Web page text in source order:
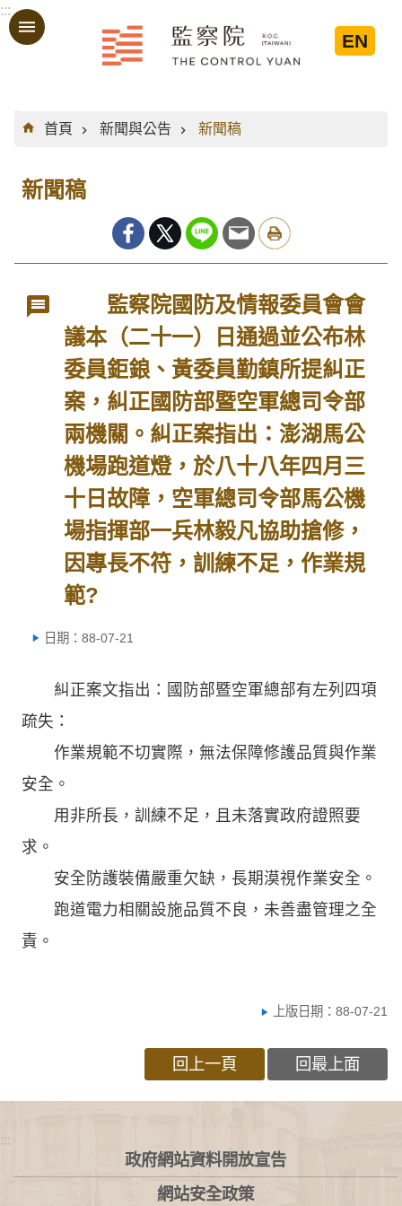
跳到主要內容區塊
:::
EN
:::
首頁
新聞與公告 新聞稿
新聞稿
監察院國防及情報委員會會
議本（二十一）日通過並公布林
委員鉅鋃、黃委員勤鎮所提糾正
案，糾正國防部暨空軍總司令部
兩機關。糾正案指出：澎湖馬公
機場跑道燈，於八十八年四月三
十日故障，空軍總司令部馬公機
場指揮部一兵林毅凡協助搶修，
因專長不符，訓練不足，作業規
範?
日期：88-07-21
糾正案文指出：國防部暨空軍總部有左列四項
疏失：
作業規範不切實際，無法保障修護品質與作業
安全。
用非所長，訓練不足，且未落實政府證照要
求。
安全防護裝備嚴重欠缺，長期漠視作業安全。
跑道電力相關設施品質不良，未善盡管理之全
責。
上版日期：88-07-21
回上一頁 回最上面
:::
政府網站資料開放宣告
網站安全政策